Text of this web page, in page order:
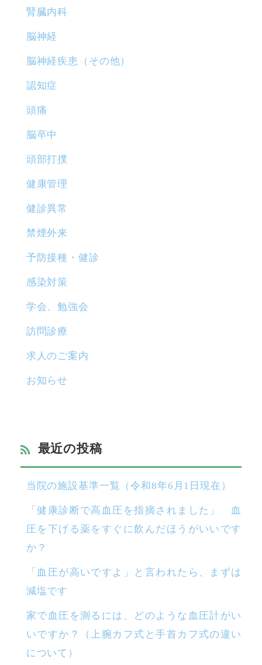
腎臓内科
脳神経
脳神経疾患（その他）
認知症
頭痛
脳卒中
頭部打撲
健康管理
健診異常
禁煙外来
予防接種・健診
感染対策
学会、勉強会
訪問診療
求人のご案内
お知らせ
最近の投稿
当院の施設基準一覧（令和8年6月1日現在）
「健康診断で高血圧を指摘されました」 血
圧を下げる薬をすぐに飲んだほうがいいです
か？
「血圧が高いですよ」と言われたら、まずは
減塩です
家で血圧を測るには、どのような血圧計がい
いですか？（上腕カフ式と手首カフ式の違い
について）